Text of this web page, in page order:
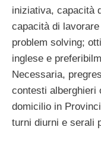
iniziativa, capacità
capacità di
problem solving;
inglese e
Necessaria,
contesti alberghieri
domicilio in
turni diurni e serali